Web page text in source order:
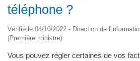
téléphone ?
Vérifié le 04/10/2022 - Direction de
(Première ministre)
Vous pouvez régler certaines de vos